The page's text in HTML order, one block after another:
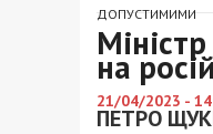
ДОПУСТИМИМИ
на
21/04/2023 -
ПЕТРО